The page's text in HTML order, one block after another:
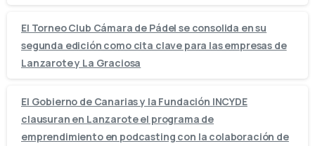
El Torneo Club Cámara de Pádel se consolida en su
segunda edición como cita clave para las empresas de
Lanzarote y La Graciosa
El Gobierno de Canarias y la Fundación INCYDE
clausuran en Lanzarote el programa de
emprendimiento en podcasting con la colaboración de